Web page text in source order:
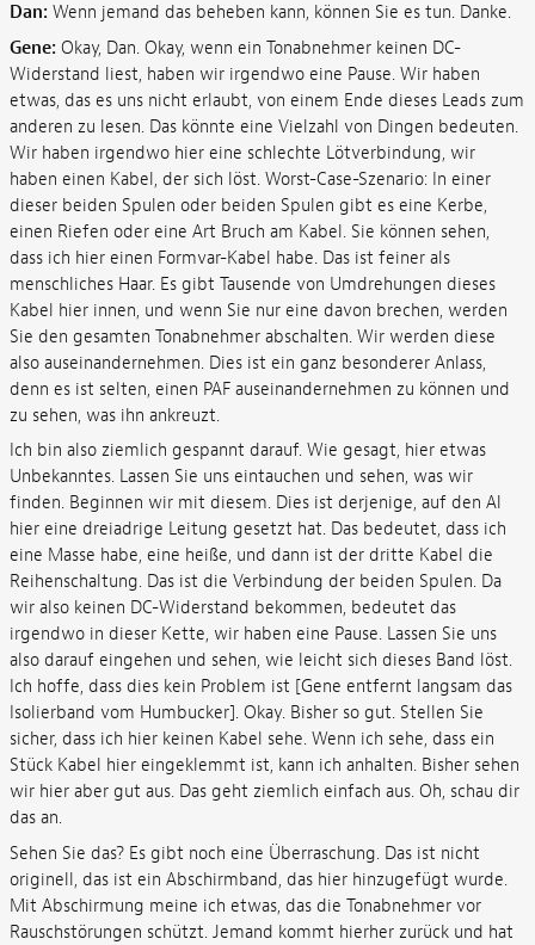
Dan: Wenn jemand das beheben kann, können Sie es tun. Danke.
Gene: Okay, Dan. Okay, wenn ein Tonabnehmer keinen DC-
Widerstand liest, haben wir irgendwo eine Pause. Wir haben
etwas, das es uns nicht erlaubt, von einem Ende dieses Leads zum
anderen zu lesen. Das könnte eine Vielzahl von Dingen bedeuten.
Wir haben irgendwo hier eine schlechte Lötverbindung, wir
haben einen Kabel, der sich löst. Worst-Case-Szenario: In einer
dieser beiden Spulen oder beiden Spulen gibt es eine Kerbe,
einen Riefen oder eine Art Bruch am Kabel. Sie können sehen,
dass ich hier einen Formvar-Kabel habe. Das ist feiner als
menschliches Haar. Es gibt Tausende von Umdrehungen dieses
Kabel hier innen, und wenn Sie nur eine davon brechen, werden
Sie den gesamten Tonabnehmer abschalten. Wir werden diese
also auseinandernehmen. Dies ist ein ganz besonderer Anlass,
denn es ist selten, einen PAF auseinandernehmen zu können und
zu sehen, was ihn ankreuzt.
Ich bin also ziemlich gespannt darauf. Wie gesagt, hier etwas
Unbekanntes. Lassen Sie uns eintauchen und sehen, was wir
finden. Beginnen wir mit diesem. Dies ist derjenige, auf den Al
hier eine dreiadrige Leitung gesetzt hat. Das bedeutet, dass ich
eine Masse habe, eine heiße, und dann ist der dritte Kabel die
Reihenschaltung. Das ist die Verbindung der beiden Spulen. Da
wir also keinen DC-Widerstand bekommen, bedeutet das
irgendwo in dieser Kette, wir haben eine Pause. Lassen Sie uns
also darauf eingehen und sehen, wie leicht sich dieses Band löst.
Ich hoffe, dass dies kein Problem ist [Gene entfernt langsam das
Isolierband vom Humbucker]. Okay. Bisher so gut. Stellen Sie
sicher, dass ich hier keinen Kabel sehe. Wenn ich sehe, dass ein
Stück Kabel hier eingeklemmt ist, kann ich anhalten. Bisher sehen
wir hier aber gut aus. Das geht ziemlich einfach aus. Oh, schau dir
das an.
Sehen Sie das? Es gibt noch eine Überraschung. Das ist nicht
originell, das ist ein Abschirmband, das hier hinzugefügt wurde.
Mit Abschirmung meine ich etwas, das die Tonabnehmer vor
Rauschstörungen schützt. Jemand kommt hierher zurück und hat